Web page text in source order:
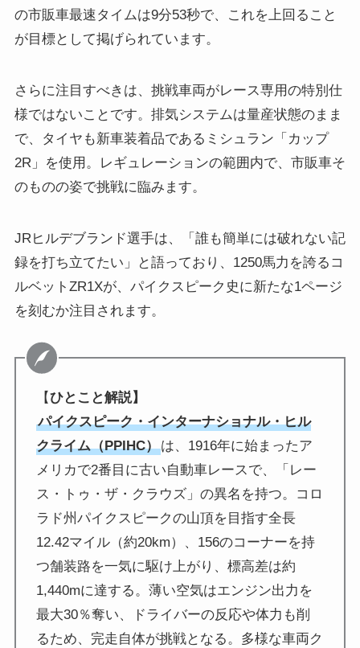
の市販車最速タイムは9分53秒で、これを上回ること
が目標として掲げられています。
さらに注目すべきは、挑戦車両がレース専用の特別仕
様ではないことです。排気システムは量産状態のまま
で、タイヤも新車装着品であるミシュラン「カップ
2R」を使用。レギュレーションの範囲内で、市販車そ
のものの姿で挑戦に臨みます。
JRヒルデブランド選手は、「誰も簡単には破れない記
録を打ち立てたい」と語っており、1250馬力を誇るコ
ルベットZR1Xが、パイクスピーク史に新たな1ページ
を刻むか注目されます。
【ひとこと解説】
パイクスピーク・インターナショナル・ヒル
クライム（PPIHC）は、1916年に始まったア
メリカで2番目に古い自動車レースで、「レー
ス・トゥ・ザ・クラウズ」の異名を持つ。コロ
ラド州パイクスピークの山頂を目指す全長
12.42マイル（約20km）、156のコーナーを持
つ舗装路を一気に駆け上がり、標高差は約
1,440mに達する。薄い空気はエンジン出力を
最大30％奪い、ドライバーの反応や体力も削
るため、完走自体が挑戦となる。多様な車両ク